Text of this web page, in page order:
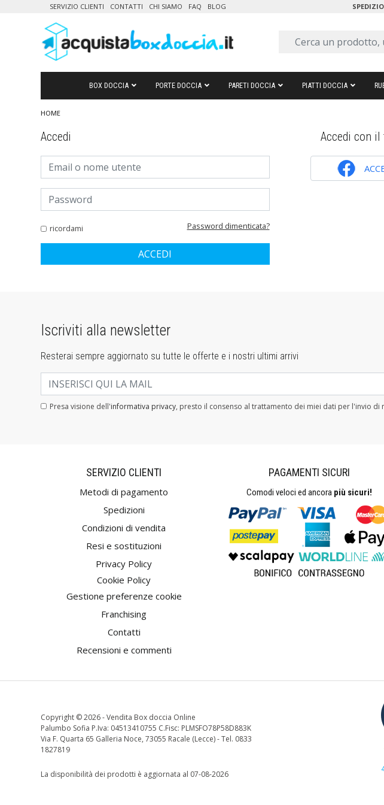
SERVIZIO CLIENTI CONTATTI CHI SIAMO FAQ BLOG
BOX DOCCIA PORTE DOCCIA PARETI DOCCIA PIATTI DOCCIA
HOME
Accedi
ricordami Password dimenticata?
Accedi con
Iscriviti alla newsletter
Resterai sempre aggiornato su tutte le offerte e i nostri ultimi arrivi
Presa visione dell'informativa privacy, presto il consenso al trattamento dei miei dati per l'invio di
SERVIZIO CLIENTI
Metodi di pagamento
Spedizioni
Condizioni di vendita
Resi e sostituzioni
Privacy Policy
Cookie Policy
Gestione preferenze cookie
Franchising
Contatti
Recensioni e commenti
PAGAMENTI SICURI
Comodi veloci ed ancora più sicuri!
Copyright ©2026 - Vendita Box doccia Online
Palumbo Sofia P.Iva: 04513410755 C.Fisc: PLMSFO78P58D883K
Via F. Quarta 65 Galleria Noce, 73055 Racale (Lecce) - Tel. 0833
1827819
La disponibilità dei prodotti è aggiornata al 07-08-2026